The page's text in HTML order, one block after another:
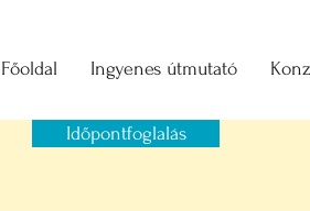
Főoldal Ingyenes útmutató
Időpontfoglalás